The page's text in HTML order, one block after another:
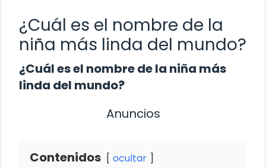
¿Cuál es el nombre de la
niña más linda del mundo?
¿Cuál es el nombre de la niña más
linda del mundo?
Anuncios
Contenidos ocultar